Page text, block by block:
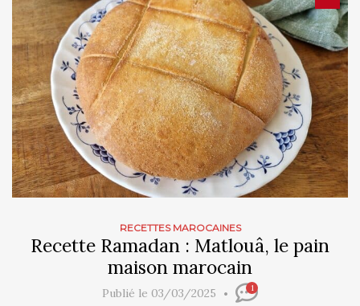
RECETTES MAROCAINES
Recette Ramadan : Matlouâ, le pain
maison marocain
Publié le 03/03/2025 1